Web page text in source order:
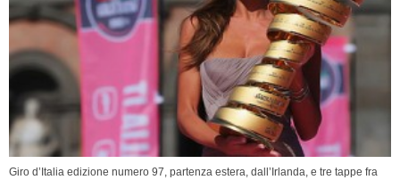
Giro d’Italia edizione numero 97, partenza estera, dall’Irlanda, e tre tappe fra